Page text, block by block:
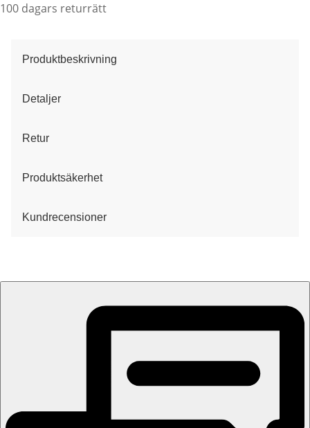
100 dagars returrätt
Produktbeskrivning
Detaljer
Retur
Produktsäkerhet
Kundrecensioner